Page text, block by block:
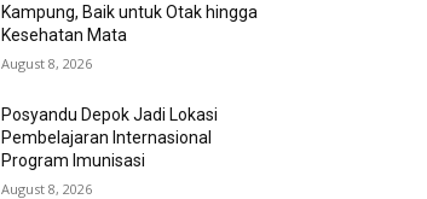
Kampung, Baik untuk Otak hingga
Kesehatan Mata
August 8, 2026
Posyandu Depok Jadi Lokasi
Pembelajaran Internasional
Program Imunisasi
August 8, 2026